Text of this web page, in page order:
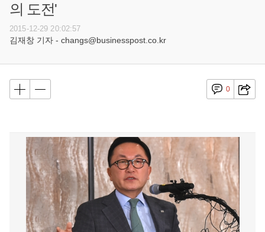
의 도전'
2015-12-29 20:02:57
김재창 기자 - changs@businesspost.co.kr
0